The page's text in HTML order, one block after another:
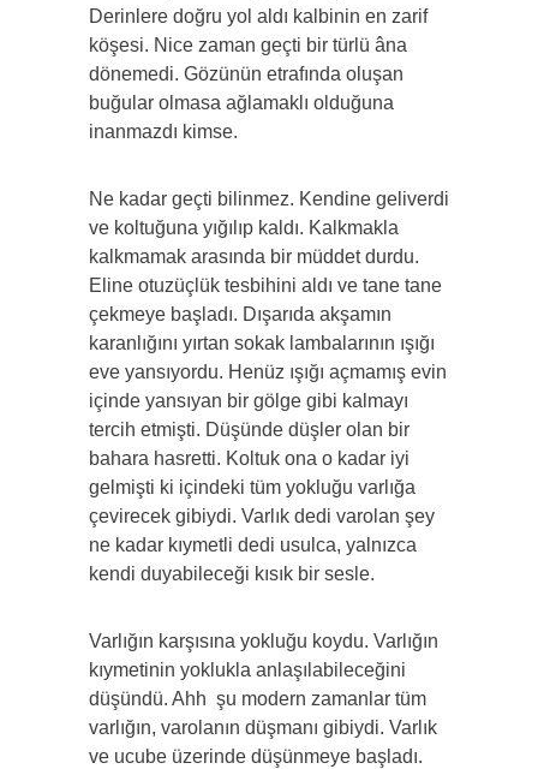
Derinlere doğru yol aldı kalbinin en zarif
köşesi. Nice zaman geçti bir türlü âna
dönemedi. Gözünün etrafında oluşan
buğular olmasa ağlamaklı olduğuna
inanmazdı kimse.
Ne kadar geçti bilinmez. Kendine geliverdi
ve koltuğuna yığılıp kaldı. Kalkmakla
kalkmamak arasında bir müddet durdu.
Eline otuzüçlük tesbihini aldı ve tane tane
çekmeye başladı. Dışarıda akşamın
karanlığını yırtan sokak lambalarının ışığı
eve yansıyordu. Henüz ışığı açmamış evin
içinde yansıyan bir gölge gibi kalmayı
tercih etmişti. Düşünde düşler olan bir
bahara hasretti. Koltuk ona o kadar iyi
gelmişti ki içindeki tüm yokluğu varlığa
çevirecek gibiydi. Varlık dedi varolan şey
ne kadar kıymetli dedi usulca, yalnızca
kendi duyabileceği kısık bir sesle.
Varlığın karşısına yokluğu koydu. Varlığın
kıymetinin yoklukla anlaşılabileceğini
düşündü. Ahh şu modern zamanlar tüm
varlığın, varolanın düşmanı gibiydi. Varlık
ve ucube üzerinde düşünmeye başladı.